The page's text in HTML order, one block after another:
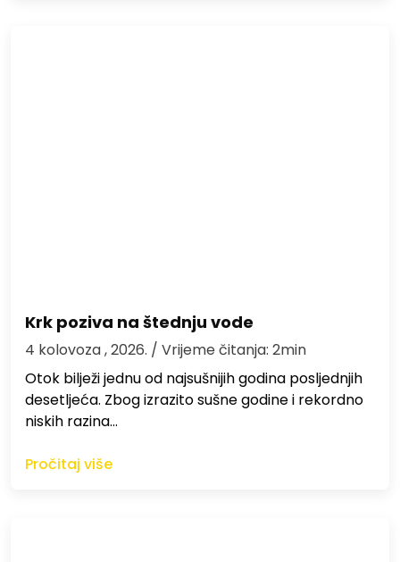
Krk poziva na štednju vode
4 kolovoza , 2026. / Vrijeme čitanja: 2min
Otok bilježi jednu od najsušnijih godina posljednjih
desetljeća. Zbog izrazito sušne godine i rekordno
niskih razina…
Pročitaj više